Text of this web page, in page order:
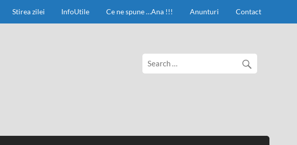
Stirea zilei InfoUtile Ce ne spune …Ana !!! Anunturi Contact